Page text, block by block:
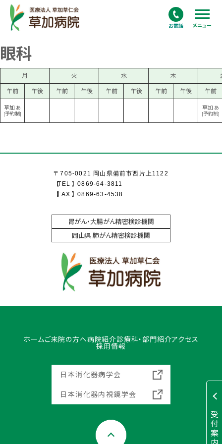
メニュー
眼科
月 火 水 木
午前 午後 午前 午後 午前 午後 午前 午後 午前
草加 あ
[予約制]
草加 あ
[予約制]
〒705-0021 岡山県備前市西片上1122
TEL
0869-64-3811
FAX
0869-63-4538
胃がん・大腸がん精密検診機関
岡山県 肺がん精密検診機関
ホームご来院の方へ病院紹介診療科・部門紹介アクセス
採用情報
日本消化器病学会
日本消化器内視鏡学会
受
付
案